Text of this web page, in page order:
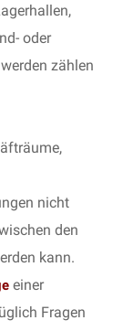
oder
zählen
nicht
den
kann.
einer
Fragen